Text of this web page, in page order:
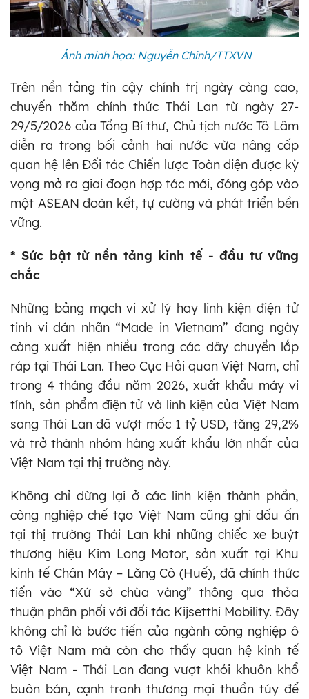
Ảnh minh họa: Nguyễn Chinh/TTXVN
Trên nền tảng tin cậy chính trị ngày càng cao,
chuyến thăm chính thức Thái Lan từ ngày 27-
29/5/2026 của Tổng Bí thư, Chủ tịch nước Tô Lâm
diễn ra trong bối cảnh hai nước vừa nâng cấp
quan hệ lên Đối tác Chiến lược Toàn diện được kỳ
vọng mở ra giai đoạn hợp tác mới, đóng góp vào
một ASEAN đoàn kết, tự cường và phát triển bền
vững.
* Sức bật từ nền tảng kinh tế - đầu tư vững
chắc
Những bảng mạch vi xử lý hay linh kiện điện tử
tinh vi dán nhãn “Made in Vietnam” đang ngày
càng xuất hiện nhiều trong các dây chuyền lắp
ráp tại Thái Lan. Theo Cục Hải quan Việt Nam, chỉ
trong 4 tháng đầu năm 2026, xuất khẩu máy vi
tính, sản phẩm điện tử và linh kiện của Việt Nam
sang Thái Lan đã vượt mốc 1 tỷ USD, tăng 29,2%
và trở thành nhóm hàng xuất khẩu lớn nhất của
Việt Nam tại thị trường này.
Không chỉ dừng lại ở các linh kiện thành phần,
công nghiệp chế tạo Việt Nam cũng ghi dấu ấn
tại thị trường Thái Lan khi những chiếc xe buýt
thương hiệu Kim Long Motor, sản xuất tại Khu
kinh tế Chân Mây – Lăng Cô (Huế), đã chính thức
tiến vào “Xứ sở chùa vàng” thông qua thỏa
thuận phân phối với đối tác Kijsetthi Mobility. Đây
không chỉ là bước tiến của ngành công nghiệp ô
tô Việt Nam mà còn cho thấy quan hệ kinh tế
Việt Nam - Thái Lan đang vượt khỏi khuôn khổ
buôn bán, cạnh tranh thương mại thuần túy để